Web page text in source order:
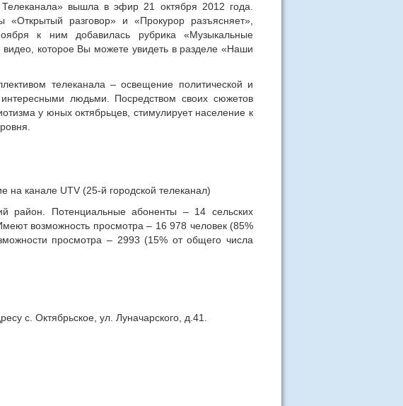
вышла в эфир 21 октября 2012 года.
«Открытый разговор» и «Прокурор разъясняет»,
к ним добавилась рубрика «Музыкальные
видео, которое Вы можете увидеть в разделе «Наши
телеканала – освещение политической и
людьми. Посредством своих сюжетов
у юных октябрьцев, стимулирует население к
на канале UTV (25-й городской телеканал)
район. Потенциальные абоненты – 14 сельских
возможность просмотра – 16 978 человек (85%
просмотра – 2993 (15% от общего числа
с. Октябрьское, ул. Луначарского, д.41.